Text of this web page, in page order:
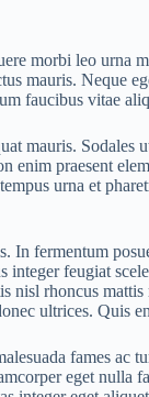
morbi leo urna
Neque
faucibus vitae
mauris.
praesent
urna et
In fermentum
feugiat
rhoncus
ultrices. Quis
fames ac
eget